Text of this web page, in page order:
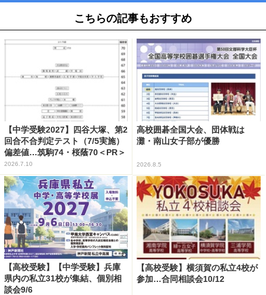
こちらの記事もおすすめ
【中学受験2027】四谷大塚、第2
回合不合判定テスト（7/5実施）
偏差値…筑駒74・桜蔭70＜PR＞
2026.7.10
高校囲碁全国大会、団体戦は
灘・南山女子部が優勝
2026.8.5
【高校受験】【中学受験】兵庫
県内の私立31校が集結、個別相
談会9/6
【高校受験】横須賀の私立4校が
参加…合同相談会10/12